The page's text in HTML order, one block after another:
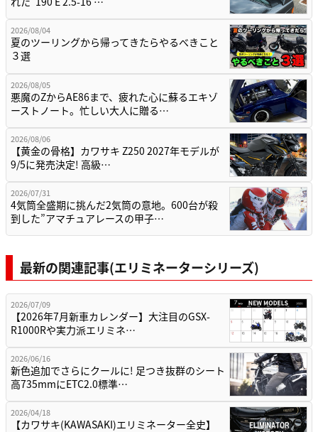
2026/08/04
夏のツーリングから帰ってきたらやるべきこと
３選
2026/08/05
悪魔のZからAE86まで、疲れた心に蘇るエキゾ
ーストノート。忙しい大人に贈る…
2026/08/06
【黄金の骨格】カワサキ Z250 2027年モデルが
9/5に発売決定! 高級…
2026/07/31
4気筒全盛期に挑んだ2気筒の意地。600台が殺
到した”アマチュアレースの甲子…
最新の関連記事(エリミネーターシリーズ)
2026/07/09
【2026年7月新車カレンダー】大注目のGSX-
R1000Rや実力派エリミネ…
2026/06/16
新色追加でさらにクールに! 足つき抜群のシート
高735mmにETC2.0標準…
2026/04/18
【カワサキ(KAWASAKI)エリミネーター全史】